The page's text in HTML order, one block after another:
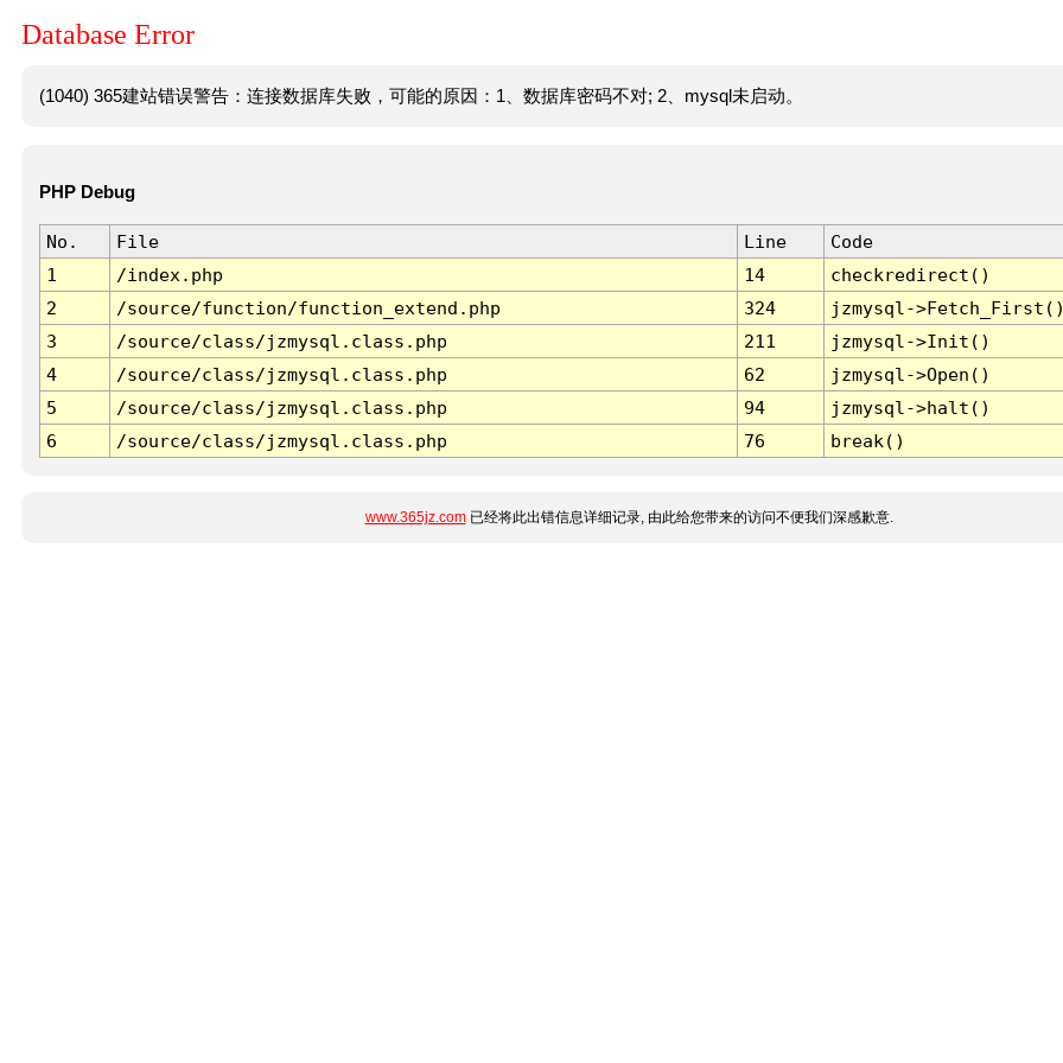
Database Error
(1040) 365建站错误警告：连接数据库失败，可能的原因：1、数据库密码不对; 2、mysql未启动。
PHP Debug
No. File Line
Code
1
/index.php 14
checkredirect()
2
/source/function/function_extend.php 324
jzmysql-
3
/source/class/jzmysql.class.php 211
jzmysql->Init()
4
/source/class/jzmysql.class.php 62
jzmysql->Open()
5
/source/class/jzmysql.class.php 94
jzmysql->halt()
6
/source/class/jzmysql.class.php 76 break()
www.365jz.com已经将此出错信息详细记录, 由此给您带来的访问不便我们深感歉意.